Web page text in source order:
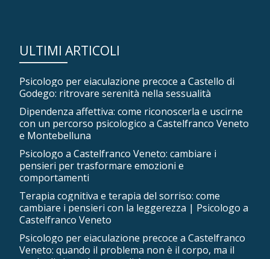
ULTIMI ARTICOLI
Psicologo per eiaculazione precoce a Castello di
Godego: ritrovare serenità nella sessualità
Dipendenza affettiva: come riconoscerla e uscirne
con un percorso psicologico a Castelfranco Veneto
e Montebelluna
Psicologo a Castelfranco Veneto: cambiare i
pensieri per trasformare emozioni e
comportamenti
Terapia cognitiva e terapia del sorriso: come
cambiare i pensieri con la leggerezza | Psicologo a
Castelfranco Veneto
Psicologo per eiaculazione precoce a Castelfranco
Veneto: quando il problema non è il corpo, ma il